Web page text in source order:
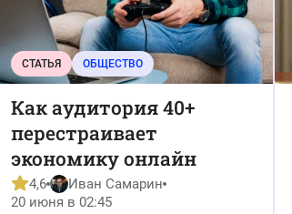
СТАТЬЯ ОБЩЕСТВО
Как аудитория 40+
перестраивает
экономику онлайн
4,6
Иван Самарин
20 июня в 02:45